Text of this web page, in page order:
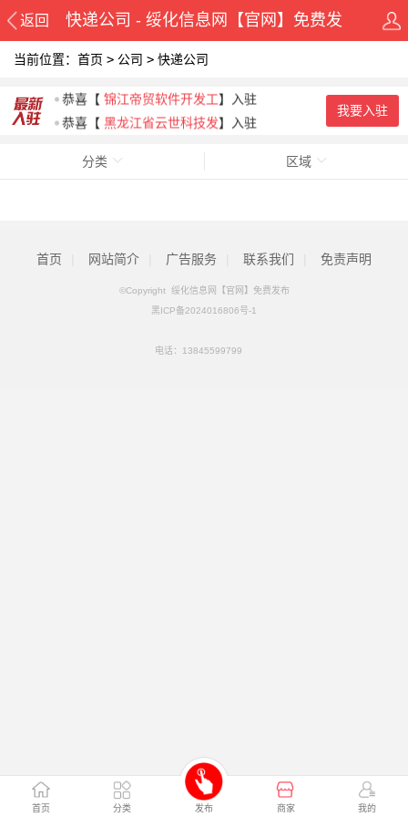
返回 快递公司 - 绥化信息网【官网】免费发
布
首页 分类 发布 商家 我的
当前位置： 首页 > 公司 > 快递公司
我要入驻
恭喜 【 锦江帝贸软件开发工】入驻
恭喜 【 黑龙江省云世科技发】入驻
分类 区域
首页 网站简介 广告服务 联系我们 免责声明
©Copyright 绥化信息网【官网】免费发布
黑ICP备2024016806号-1
电话： 13845599799